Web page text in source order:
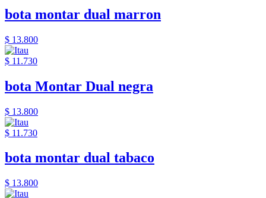
bota montar dual marron
$ 13.800
$ 11.730
bota Montar Dual negra
$ 13.800
$ 11.730
bota montar dual tabaco
$ 13.800